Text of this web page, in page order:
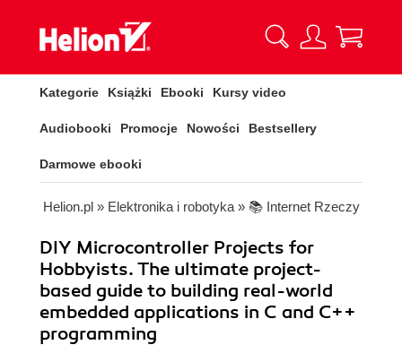
Kategorie Książki Ebooki Kursy video
Audiobooki Promocje Nowości Bestsellery
Darmowe ebooki
Helion.pl » Elektronika i robotyka » 📚 Internet Rzeczy
DIY Microcontroller Projects for
Hobbyists. The ultimate project-
based guide to building real-world
embedded applications in C and C++
programming